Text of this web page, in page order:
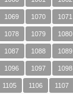
1069 1070 1071
1078 1079 1080
1087 1088 1089
1096 1097 1098
1105 1106 1107